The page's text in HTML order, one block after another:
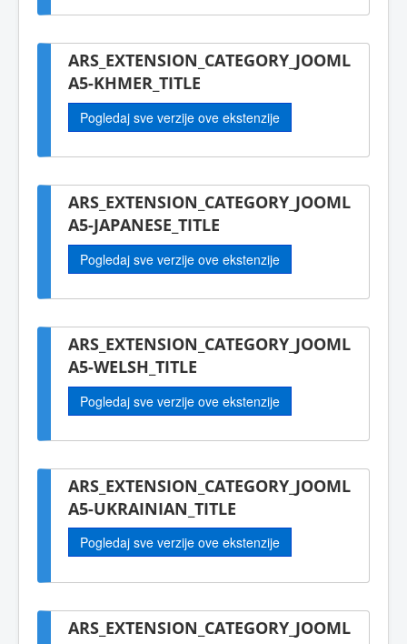
ARS_EXTENSION_CATEGORY_JOOML
A5-KHMER_TITLE
Pogledaj sve verzije ove ekstenzije
ARS_EXTENSION_CATEGORY_JOOML
A5-JAPANESE_TITLE
Pogledaj sve verzije ove ekstenzije
ARS_EXTENSION_CATEGORY_JOOML
A5-WELSH_TITLE
Pogledaj sve verzije ove ekstenzije
ARS_EXTENSION_CATEGORY_JOOML
A5-UKRAINIAN_TITLE
Pogledaj sve verzije ove ekstenzije
ARS_EXTENSION_CATEGORY_JOOML